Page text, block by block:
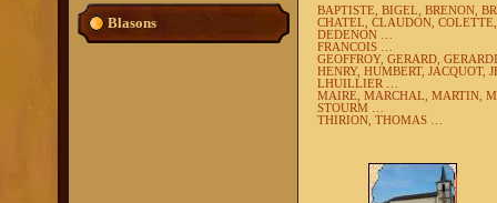
Blasons
BAPTISTE, BIGEL, BRENON,
CHATEL, CLAUDON,
DEDENON …
FRANCOIS …
GEOFFROY, GERARD,
HENRY, HUMBERT, JACQUOT,
LHUILLIER …
MAIRE, MARCHAL, MARTIN,
STOURM …
THIRION, THOMAS …